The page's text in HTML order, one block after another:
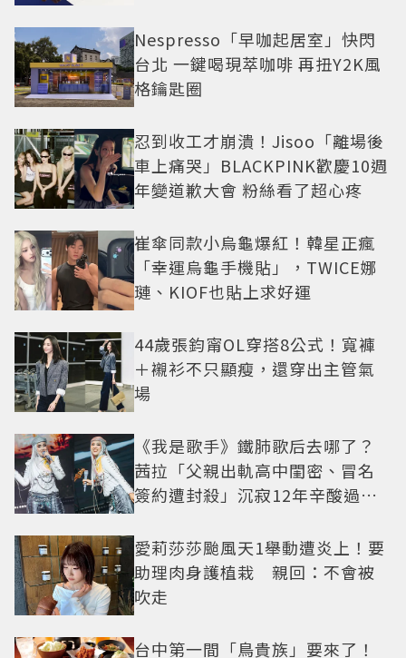
Nespresso「早咖起居室」快閃
台北 一鍵喝現萃咖啡 再扭Y2K風
格鑰匙圈
忍到收工才崩潰！Jisoo「離場後
車上痛哭」BLACKPINK歡慶10週
年變道歉大會 粉絲看了超心疼
崔傘同款小烏龜爆紅！韓星正瘋
「幸運烏龜手機貼」，TWICE娜
璉、KIOF也貼上求好運
44歲張鈞甯OL穿搭8公式！寬褲
＋襯衫不只顯瘦，還穿出主管氣
場
《我是歌手》鐵肺歌后去哪了？
茜拉「父親出軌高中閨密、冒名
簽約遭封殺」沉寂12年辛酸過往
愛莉莎莎颱風天1舉動遭炎上！要
助理肉身護植栽 親回：不會被
吹走
台中第一間「鳥貴族」要來了！